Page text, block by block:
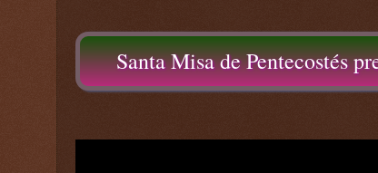
Santa Misa de Pentecostés